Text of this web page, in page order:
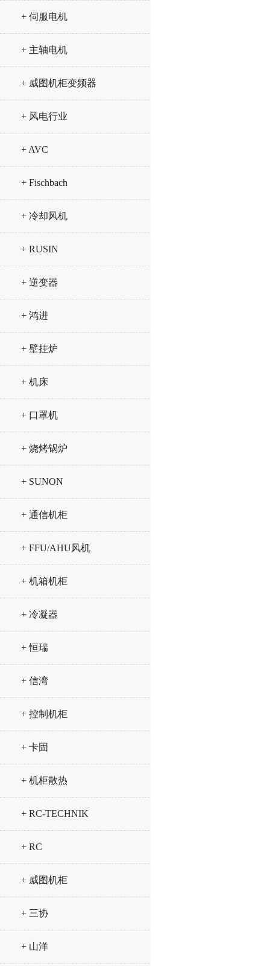
+ 伺服电机
+ 主轴电机
+ 威图机柜变频器
+ 风电行业
+ AVC
+ Fischbach
+ 冷却风机
+ RUSIN
+ 逆变器
+ 鸿进
+ 壁挂炉
+ 机床
+ 口罩机
+ 烧烤锅炉
+ SUNON
+ 通信机柜
+ FFU/AHU风机
+ 机箱机柜
+ 冷凝器
+ 恒瑞
+ 信湾
+ 控制机柜
+ 卡固
+ 机柜散热
+ RC-TECHNIK
+ RC
+ 威图机柜
+ 三协
+ 山洋